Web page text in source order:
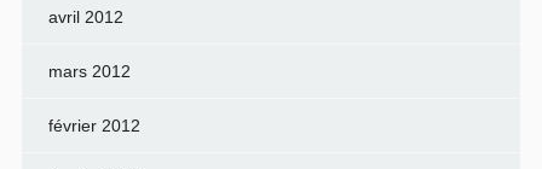
avril 2012
mars 2012
février 2012